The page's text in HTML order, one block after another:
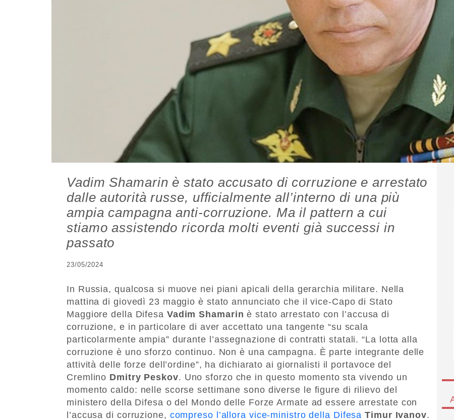
Vadim Shamarin è stato accusato di corruzione e arrestato
dalle autorità russe, ufficialmente all’interno di una più
ampia campagna anti-corruzione. Ma il pattern a cui
stiamo assistendo ricorda molti eventi già successi in
passato
23/05/2024
In Russia, qualcosa si muove nei piani apicali della gerarchia militare. Nella
mattina di giovedì 23 maggio è stato annunciato che il vice-Capo di Stato
Maggiore della Difesa Vadim Shamarin è stato arrestato con l’accusa di
corruzione, e in particolare di aver accettato una tangente “su scala
particolarmente ampia” durante l’assegnazione di contratti statali. “La lotta alla
corruzione è uno sforzo continuo. Non è una campagna. È parte integrante delle
attività delle forze dell’ordine”, ha dichiarato ai giornalisti il portavoce del
Cremlino Dmitry Peskov. Uno sforzo che in questo momento sta vivendo un
momento caldo: nelle scorse settimane sono diverse le figure di rilievo del
ministero della Difesa o del Mondo delle Forze Armate ad essere arrestate con
l’accusa di corruzione, compreso l’allora vice-ministro della Difesa Timur Ivanov.